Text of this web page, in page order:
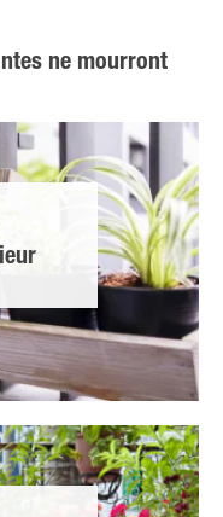
ne mourront